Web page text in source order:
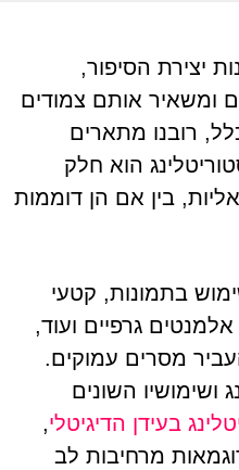
יצירת הסיפור,
ומשאיר אותם צמודים
רובנו מתארים
הוא חלק
בין אם הן דוממות
בתמונות, קטעי
אלמנטים גרפיים ועוד,
מסרים עמוקים.
ושימושיו השונים
בעידן הדיגיטלי,
מרחיבות לב